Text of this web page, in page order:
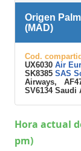
Origen
(MAD)
Cod.
UX6030 Air
SK8385 SAS
Airways,
SV6134
Hora actual
pm)